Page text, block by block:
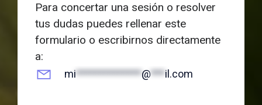
Para concertar una sesión o resolver
tus dudas puedes rellenar este
formulario o escribirnos directamente
a:
mi**************@***il.com